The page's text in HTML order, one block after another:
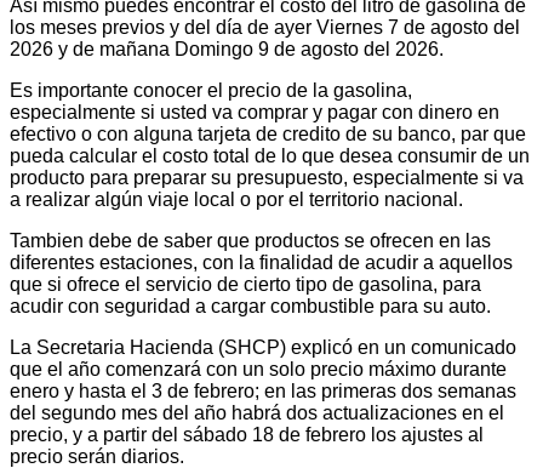
Así mismo puedes encontrar el costo del litro de gasolina de
los meses previos y del día de ayer Viernes 7 de agosto del
2026 y de mañana Domingo 9 de agosto del 2026.
Es importante conocer el precio de la gasolina,
especialmente si usted va comprar y pagar con dinero en
efectivo o con alguna tarjeta de credito de su banco, par que
pueda calcular el costo total de lo que desea consumir de un
producto para preparar su presupuesto, especialmente si va
a realizar algún viaje local o por el territorio nacional.
Tambien debe de saber que productos se ofrecen en las
diferentes estaciones, con la finalidad de acudir a aquellos
que si ofrece el servicio de cierto tipo de gasolina, para
acudir con seguridad a cargar combustible para su auto.
La Secretaria Hacienda (SHCP) explicó en un comunicado
que el año comenzará con un solo precio máximo durante
enero y hasta el 3 de febrero; en las primeras dos semanas
del segundo mes del año habrá dos actualizaciones en el
precio, y a partir del sábado 18 de febrero los ajustes al
precio serán diarios.